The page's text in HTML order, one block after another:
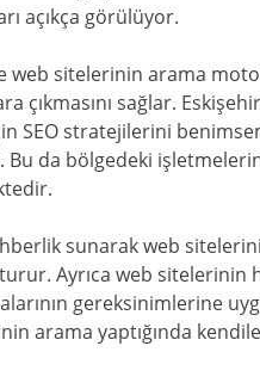
açıkça görülüyor.
web sitelerinin arama
çıkmasını sağlar. Eskişehir
SEO stratejilerini
da bölgedeki
sunarak web
Ayrıca web sitelerinin
gereksinimlerine
arama yaptığında